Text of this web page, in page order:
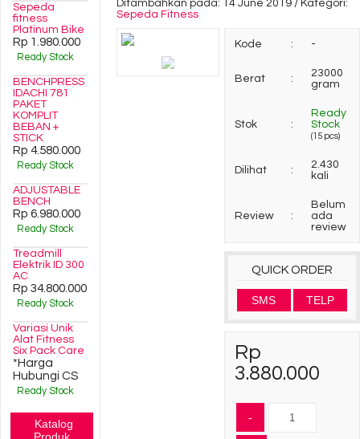
Ditambahkan pada: 14 June 2019 / Kategori:
Sepeda Fitness
Kode : -
Berat :
23000
gram
Stok :
Ready
Stock
(15 pcs)
Dilihat :
2.430
kali
Review :
Belum
ada
review
QUICK ORDER
SMS TELP
Rp
3.880.000
-
Sepeda
fitness
Platinum Bike
Rp 1.980.000
Ready Stock
BENCHPRESS
IDACHI 781
PAKET
KOMPLIT
BEBAN +
STICK
Rp 4.580.000
Ready Stock
ADJUSTABLE
BENCH
Rp 6.980.000
Ready Stock
Treadmill
Elektrik ID 300
AC
Rp 34.800.000
Ready Stock
Variasi Unik
Alat Fitness
Six Pack Care
*Harga
Hubungi CS
Ready Stock
Katalog